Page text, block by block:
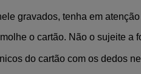
gravados, tenha em
o cartão. Não o sujeite a
do cartão com os dedos